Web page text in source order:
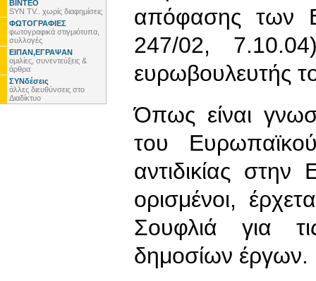
ΒΙΝΤΕΟ
SYN TV.. χωρίς διαφημίσεις
ΦΩΤΟΓΡΑΦΙΕΣ
φωτογραφικά στιγμιότυπα,
συλλογές
ΕΙΠΑΝ,ΕΓΡΑΨΑΝ
ομιλίες, συνεντεύξεις &
άρθρα
ΣΥΝδέσεις
άλλες διευθύνσεις στο
Διαδίκτυο
απόφασης των
247/02,
ευρωβουλευτής
Όπως είναι
του
αντιδικίας
ορισμένοι,
Σουφλιά για
δημοσίων έργων.